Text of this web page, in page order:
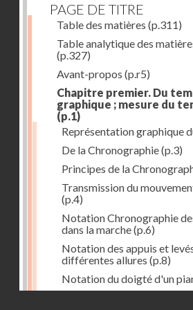
PAGE DE TITRE
Table des matières (p.311)
Table analytique des
(p.327)
Avant-propos (p.r5)
Chapitre premier. Du
graphique ; mesure du
(p.1)
Représentation graphique
De la Chronographie(p.3)
Principes de la
Transmission du
(p.4)
Notation Chronographie
dans la marche(p.6)
Notation des appuis et
différentes allures (p.8)
Notation du doigté d'un